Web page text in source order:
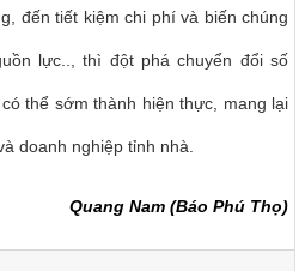
đến tiết kiệm chi phí và biến chúng
lực.., thì đột phá chuyển đổi số
thể sớm thành hiện thực, mang lại
doanh nghiệp tỉnh nhà.
Quang Nam (Báo Phú Thọ)